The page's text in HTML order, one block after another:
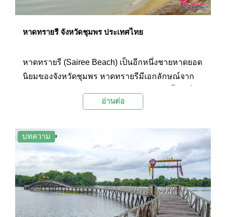
หาดทรายรี จังหวัดชุมพร ประเทศไทย
หาดทรายรี (Sairee Beach) เป็นอีกหนึ่งชายหาดยอด
นิยมของจังหวัดชุมพร หาดทรายรีมีเอกลักษณ์จาก
จุดเล่นน้ำของผู้คนทุกวัย นอกจากนี้ บริเวณชายหาด
บอร์ด และซัพบอร์ด นอกจากนี้ ยังสามารถนั่งเรือไป
เที่ยวชมเกาะมะพร้าวที่เป็นเกาะสัมปทานรังนก
นางแอ่นที่อยู่ไม่ไกลจากชายฝั่งได้อีกด้วย
อ่านต่อ
บทความ